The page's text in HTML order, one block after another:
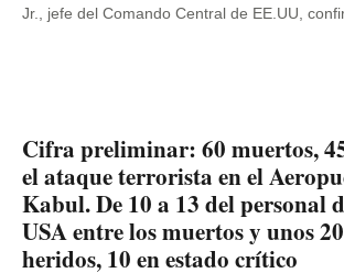
Jr., jefe del Comando Central de EE.UU,
Cifra preliminar: 60 muertos,
el ataque terrorista en el
Kabul. De 10 a 13 del personal
USA entre los muertos y unos
heridos, 10 en estado crítico